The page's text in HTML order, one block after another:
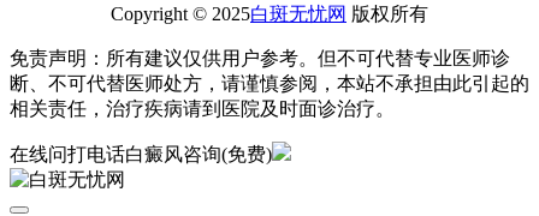
Copyright © 2025白斑无忧网 版权所有
免责声明：所有建议仅供用户参考。但不可代替专业医师诊
断、不可代替医师处方，请谨慎参阅，本站不承担由此引起的
相关责任，治疗疾病请到医院及时面诊治疗。
在线问打电话白癜风咨询(免费)